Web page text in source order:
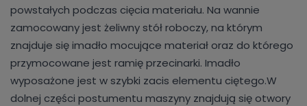
powstałych podczas cięcia materiału. Na wannie
zamocowany jest żeliwny stół roboczy, na którym
znajduje się imadło mocujące materiał oraz do którego
przymocowane jest ramię przecinarki. Imadło
wyposażone jest w szybki zacis elementu ciętego.W
dolnej części postumentu maszyny znajdują się otwory